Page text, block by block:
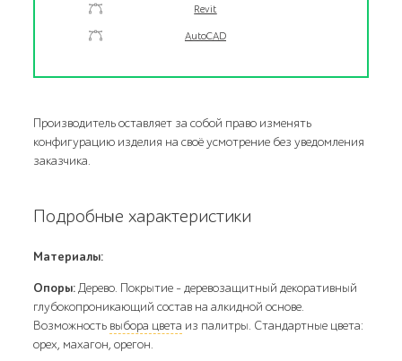
Revit
AutoCAD
Производитель оставляет за собой право изменять
конфигурацию изделия на своё усмотрение без уведомления
заказчика.
Подробные характеристики
Материалы:
Опоры:Дерево. Покрытие – деревозащитный декоративный
глубокопроникающий состав на алкидной основе.
Возможность выбора цвета из палитры. Стандартные цвета:
орех, махагон, орегон.